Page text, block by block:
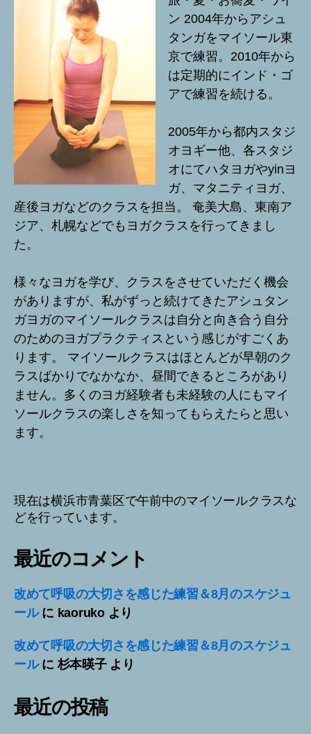
ン 2004年からアシュ
タンガをマイソール東
京で練習。2010年から
は定期的にインド・ゴ
アで練習を続ける。
2005年から都内スタジ
オヨギー他、各スタジ
オにてハタヨガやyinヨ
ガ、マタニティヨガ、
産後ヨガなどのクラスを担当。 奄美大島、東南ア
ジア、札幌などでもヨガクラスを行ってきまし
た。
様々なヨガを学び、クラスをさせていただく機会
がありますが、私がずっと続けてきたアシュタン
ガヨガのマイソールクラスは自分と向き合う自分
のためのヨガプラクティスという感じがすごくあ
ります。 マイソールクラスはほとんどが早朝のク
ラスばかりでなかなか、昼間できるところがあり
ません。多くのヨガ経験者も未経験の人にもマイ
ソールクラスの楽しさを知ってもらえたらと思い
ます。
現在は横浜市青葉区で午前中のマイソールクラスな
どを行っています。
最近のコメント
改めて呼吸の大切さを感じた練習＆8月のスケジュ
ールに kaorukoより
改めて呼吸の大切さを感じた練習＆8月のスケジュ
ールに杉本暎子より
最近の投稿